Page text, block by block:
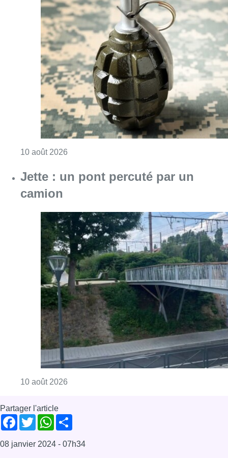
10 août 2026
Jette : un pont percuté par un
camion
10 août 2026
Partager l'article
Facebook
TwitterWhatsApp
08 janvier 2024 - 07h34